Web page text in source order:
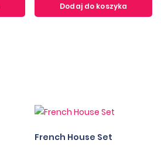
Dodaj do koszyka
French House Set